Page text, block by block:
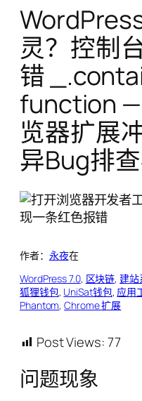
灵？控制
错
function
览器扩展
异Bug排
作者： 永夜在
WordPress 7.0, 区块链, 建站
狐狸钱包, UniSat钱包, 应用
Phantom, Chrome 扩展
Post Views:77
问题现象